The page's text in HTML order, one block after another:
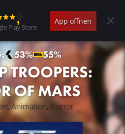
Play Store
App öffnen
53% 55%
TROOPERS:
OF MARS
Animation, Horror